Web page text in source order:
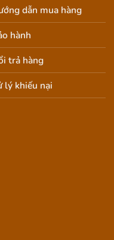
dẫn mua hàng
hành
trả hàng
lý khiếu nại